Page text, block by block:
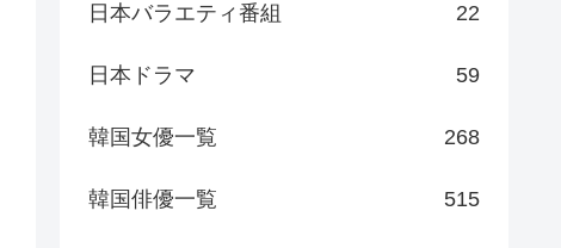
日本バラエティ番組 22
日本ドラマ 59
韓国女優一覧 268
韓国俳優一覧 515